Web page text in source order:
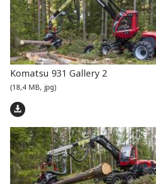
Komatsu 931 Gallery 2
(18,4 MB, jpg)